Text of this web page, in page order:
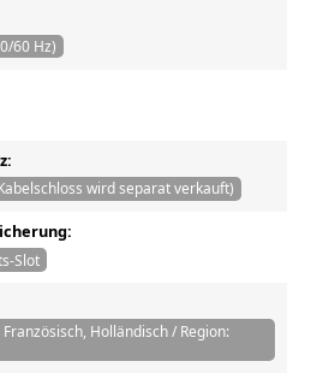
60 Hz)
wird separat verkauft)
Slot
Holländisch / Region: